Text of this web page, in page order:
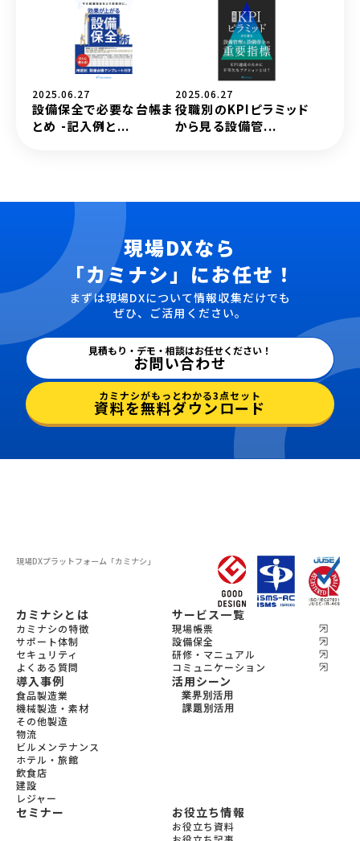
2025.06.27
設備保全で必要な台帳ま
とめ -記入例と...
2025.06.27
役職別のKPIピラミッド
から見る設備管...
現場DXなら
「カミナシ」にお任せ！
まずは現場DXについて情報収集だけでも
ぜひ、ご活用ください。
見積もり・デモ・相談はお任せください！
お問い合わせ
カミナシがもっとわかる3点セット
資料を無料ダウンロード
現場DXプラットフォーム 「カミナシ」
カミナシとは
カミナシの特徴
サポート体制
セキュリティ
よくある質問
サービス一覧
現場帳票
設備保全
研修・マニュアル
コミュニケーション
導入事例
食品製造業
機械製造・素材
その他製造
物流
ビルメンテナンス
ホテル・旅館
飲食店
建設
レジャー
活用シーン
業界別活用
機会製造・素材
課題別活用
セミナー お役立ち情報
お役立ち資料